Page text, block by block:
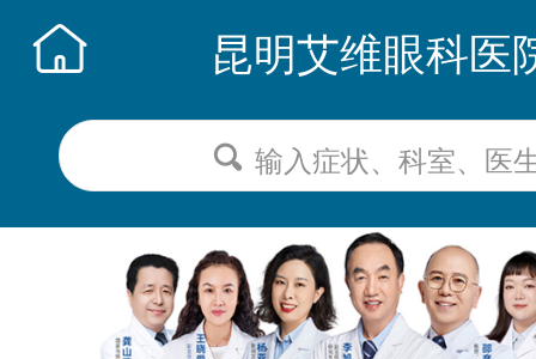
昆明艾维眼科医
输入症状、科室、医